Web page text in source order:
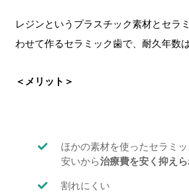
レジンというプラスチック素材とセラ
わせて作るセラミック歯で、耐久年数
＜メリット＞
ほかの素材を使ったセラミ
安いから治療費を安く抑え
割れにくい